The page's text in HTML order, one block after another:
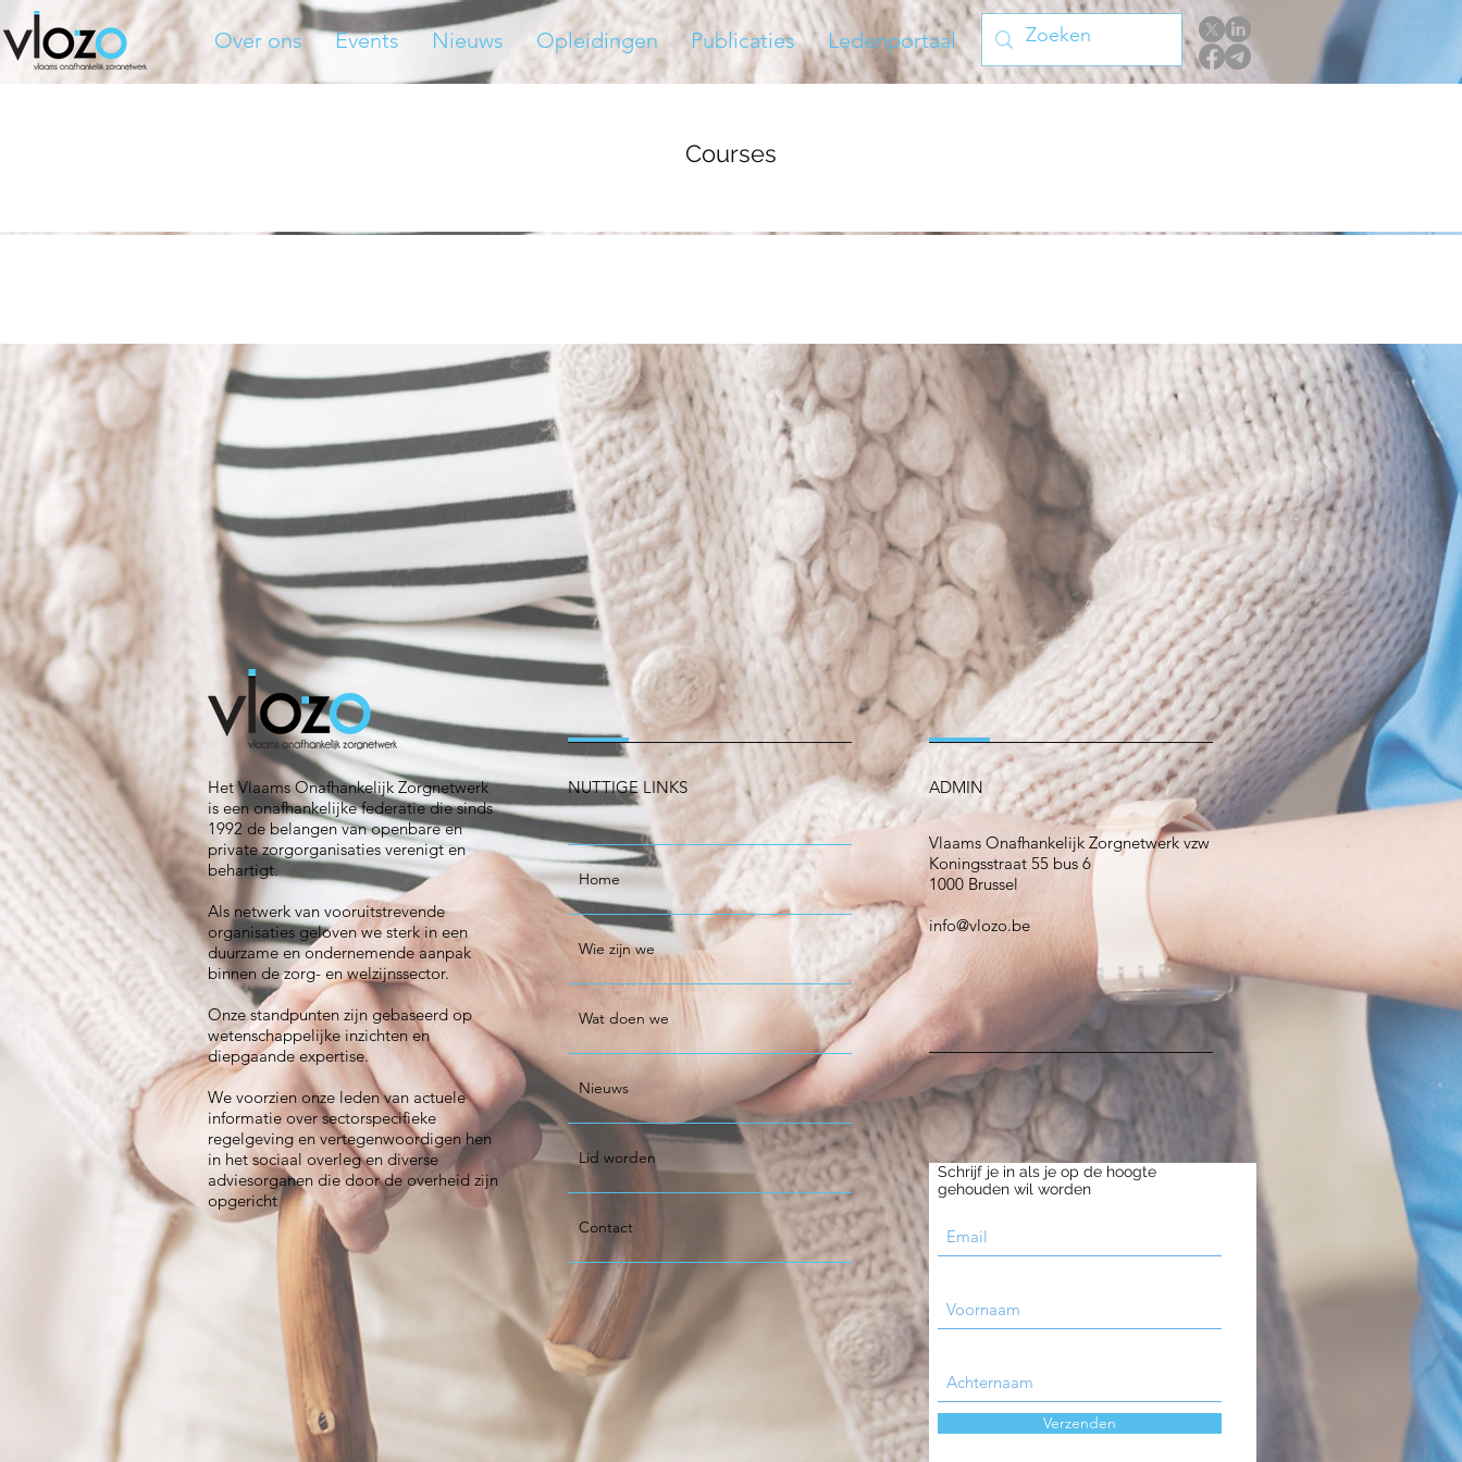
Over ons Events Nieuws Opleidingen Publicaties Ledenportaal
Courses
Het Vlaams Onafhankelijk Zorgnetwerk
is een onafhankelijke federatie die sinds
1992 de belangen van openbare en
private zorgorganisaties verenigt en
behartigt.
Als netwerk van vooruitstrevende
organisaties geloven we sterk in een
duurzame en ondernemende aanpak
binnen de zorg- en welzijnssector.
Onze standpunten zijn gebaseerd op
wetenschappelijke inzichten en
diepgaande expertise.
We voorzien onze leden van actuele
informatie over sectorspecifieke
regelgeving en vertegenwoordigen hen
in het sociaal overleg en diverse
adviesorganen die door de overheid zijn
opgericht
NUTTIGE LINKS
Home
Wie zijn we
Wat doen we
Nieuws
Lid worden
Contact
ADMIN
Vlaams Onafhankelijk Zorgnetwerk vzw
Koningsstraat 55 bus 6
1000 Brussel
info@vlozo.be
Schrijf je in als je op de hoogte
gehouden wil worden
Verzenden